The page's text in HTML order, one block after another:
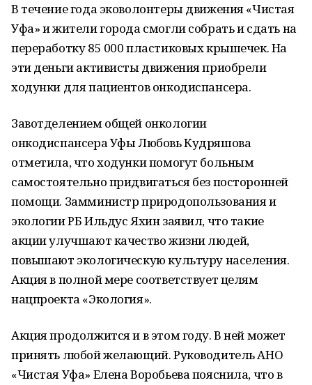
В течение года эковолонтеры движения «Чистая
Уфа» и жители города смогли собрать и сдать на
переработку 85 000 пластиковых крышечек. На
эти деньги активисты движения приобрели
ходунки для пациентов онкодиспансера.
Завотделением общей онкологии
онкодиспансера Уфы Любовь Кудряшова
отметила, что ходунки помогут больным
самостоятельно придвигаться без посторонней
помощи. Замминистр природопользования и
экологии РБ Ильдус Яхин заявил, что такие
акции улучшают качество жизни людей,
повышают экологическую культуру населения.
Акция в полной мере соответствует целям
нацпроекта «Экология».
Акция продолжится и в этом году. В ней может
принять любой желающий. Руководитель АНО
«Чистая Уфа» Елена Воробьева пояснила, что в